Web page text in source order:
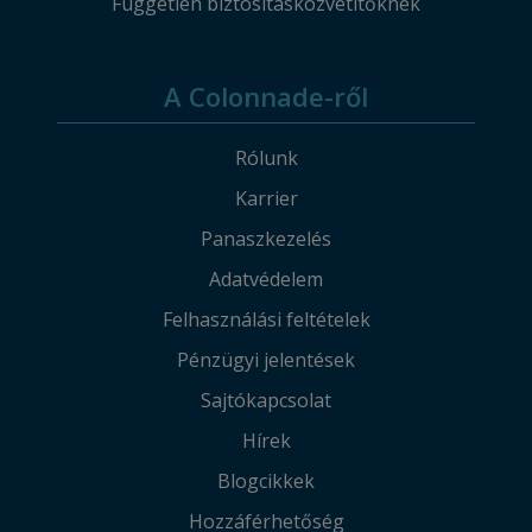
A Colonnade-ről
Rólunk
Karrier
Panaszkezelés
Adatvédelem
Felhasználási feltételek
Pénzügyi jelentések
Sajtókapcsolat
Hírek
Blogcikkek
Hozzáférhetőség